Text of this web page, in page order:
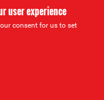
user experience
consent for us to set